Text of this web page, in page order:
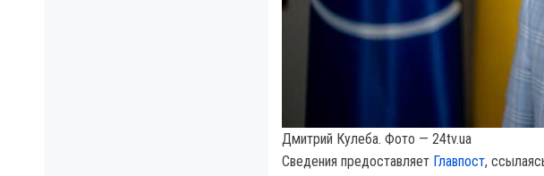
Дмитрий Кулеба. Фото — 24tv.ua
Сведения предоставляет Главпост,